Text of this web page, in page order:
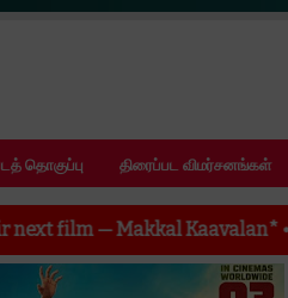
தொகுப்பு திரைப்பட விமர்சனங்கள்
•'ஷம்பாலா' வெற்றிக்